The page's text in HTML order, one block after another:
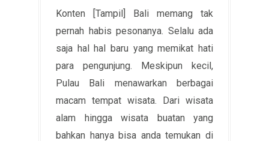
Konten [Tampil] Bali memang tak
pernah habis pesonanya. Selalu ada
saja hal hal baru yang memikat hati
para pengunjung. Meskipun kecil,
Pulau Bali menawarkan berbagai
macam tempat wisata. Dari wisata
alam hingga wisata buatan yang
bahkan hanya bisa anda temukan di